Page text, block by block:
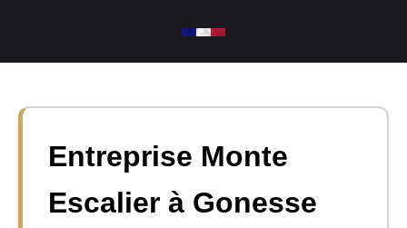
contenu
Entreprise Monte
Escalier à Gonesse